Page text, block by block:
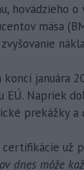
hovädzieho o
mäsa
januára
Napriek
prekážky a
už
dnes môže